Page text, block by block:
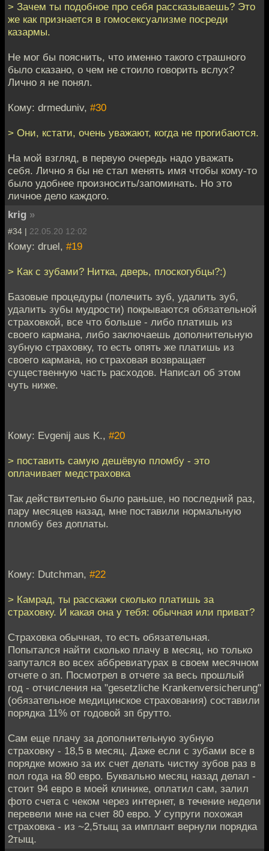
> Зачем ты подобное про себя рассказываешь? Это
же как признается в гомосексуализме посреди
казармы.
Не мог бы пояснить, что именно такого страшного
было сказано, о чем не стоило говорить вслух?
Лично я не понял.
Кому: drmeduniv, #30
> Они, кстати, очень уважают, когда не прогибаются.
На мой взгляд, в первую очередь надо уважать
себя. Лично я бы не стал менять имя чтобы кому-то
было удобнее произносить/запоминать. Но это
личное дело каждого.
krig »
#34 | 22.05.20 12:02
Кому: druel, #19
> Как с зубами? Нитка, дверь, плоскогубцы?:)
Базовые процедуры (полечить зуб, удалить зуб,
удалить зубы мудрости) покрываются обязательной
страховкой, все что больше - либо платишь из
своего кармана, либо заключаешь дополнительную
зубную страховку, то есть опять же платишь из
своего кармана, но страховая возвращает
существенную часть расходов. Написал об этом
чуть ниже.
Кому: Evgenij aus K., #20
> поставить самую дешёвую пломбу - это
оплачивает медстраховка
Так действительно было раньше, но последний раз,
пару месяцев назад, мне поставили нормальную
пломбу без доплаты.
Кому: Dutchman, #22
> Камрад, ты расскажи сколько платишь за
страховку. И какая она у тебя: обычная или приват?
Страховка обычная, то есть обязательная.
Попытался найти сколько плачу в месяц, но только
запутался во всех аббревиатурах в своем месячном
отчете о зп. Посмотрел в отчете за весь прошлый
год - отчисления на "gesetzliche Krankenversicherung"
(обязательное медицинское страхования) составили
порядка 11% от годовой зп брутто.
Сам еще плачу за дополнительную зубную
страховку - 18,5 в месяц. Даже если с зубами все в
порядке можно за их счет делать чистку зубов раз в
пол года на 80 евро. Буквально месяц назад делал -
стоит 94 евро в моей клинике, оплатил сам, залил
фото счета с чеком через интернет, в течение недели
перевели мне на счет 80 евро. У супруги похожая
страховка - из ~2,5тыщ за имплант вернули порядка
2тыщ.